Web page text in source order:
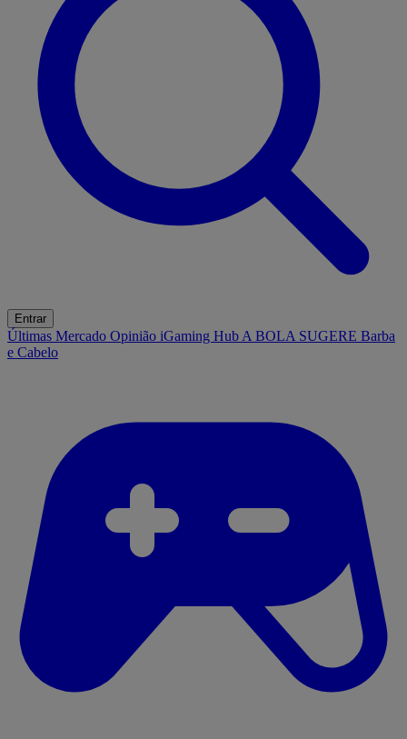
Entrar
Últimas Mercado Opinião iGaming Hub A BOLA SUGERE Barba
e Cabelo